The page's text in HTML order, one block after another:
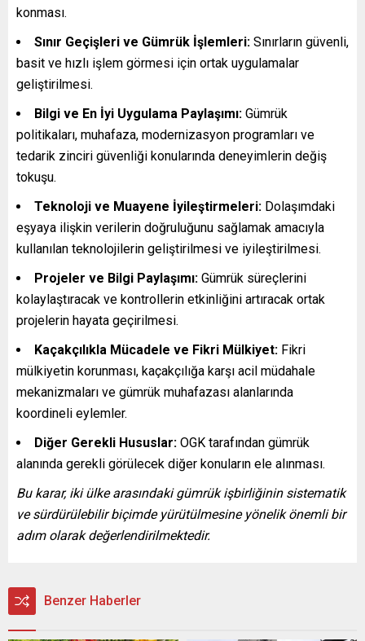
konması.
Sınır Geçişleri ve Gümrük İşlemleri: Sınırların güvenli,
basit ve hızlı işlem görmesi için ortak uygulamalar
geliştirilmesi.
Bilgi ve En İyi Uygulama Paylaşımı: Gümrük
politikaları, muhafaza, modernizasyon programları ve
tedarik zinciri güvenliği konularında deneyimlerin değiş
tokuşu.
Teknoloji ve Muayene İyileştirmeleri: Dolaşımdaki
eşyaya ilişkin verilerin doğruluğunu sağlamak amacıyla
kullanılan teknolojilerin geliştirilmesi ve iyileştirilmesi.
Projeler ve Bilgi Paylaşımı: Gümrük süreçlerini
kolaylaştıracak ve kontrollerin etkinliğini artıracak ortak
projelerin hayata geçirilmesi.
Kaçakçılıkla Mücadele ve Fikri Mülkiyet: Fikri
mülkiyetin korunması, kaçakçılığa karşı acil müdahale
mekanizmaları ve gümrük muhafazası alanlarında
koordineli eylemler.
Diğer Gerekli Hususlar: OGK tarafından gümrük
alanında gerekli görülecek diğer konuların ele alınması.
Bu karar, iki ülke arasındaki gümrük işbirliğinin sistematik
ve sürdürülebilir biçimde yürütülmesine yönelik önemli bir
adım olarak değerlendirilmektedir.
Benzer Haberler